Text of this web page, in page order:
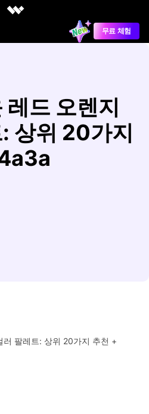
무료 체험
레드 오렌지
상위 20가지
러 팔레트: 상위 20가지 추천 +